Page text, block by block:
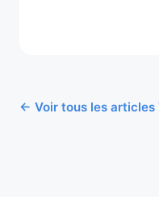
← Voir tous les articles